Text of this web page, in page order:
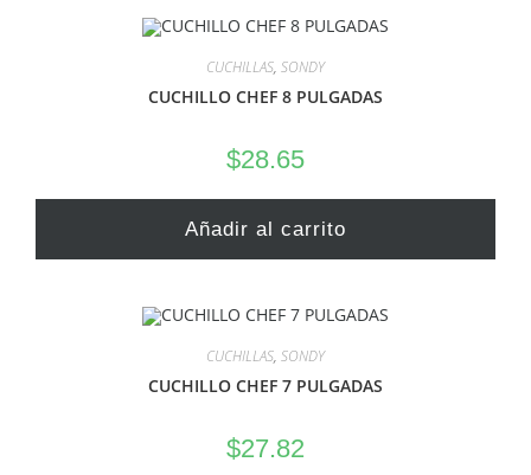
CUCHILLAS, SONDY
CUCHILLO CHEF 8 PULGADAS
$28.65
Añadir al carrito
CUCHILLAS, SONDY
CUCHILLO CHEF 7 PULGADAS
$27.82